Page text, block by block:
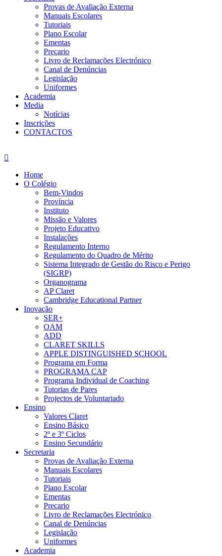
Provas de Avaliação Externa
Manuais Escolares
Tutoriais
Plano Escolar
Ementas
Preçario
Livro de Reclamações Electrónico
Canal de Denúncias
Legislação
Uniformes
Academia
Media
Notícias
Inscrições
CONTACTOS
Home
O Colégio
Bem-Vindos
Província
Instituto
Missão e Valores
Projeto Educativo
Instalações
Regulamento Interno
Regulamento do Quadro de Mérito
Sistema Integrado de Gestão do Risco e Perigo
(SIGRP)
Organograma
AP Claret
Cambridge Educational Partner
Inovação
SER+
OAM
ADD
CLARET SKILLS
APPLE DISTINGUISHED SCHOOL
Programa em Forma
PROGRAMA CAP
Programa Individual de Coaching
Tutorias de Pares
Projectos de Voluntariado
Ensino
Valores Claret
Ensino Básico
2º e 3º Ciclos
Ensino Secundário
Secretaria
Provas de Avaliação Externa
Manuais Escolares
Tutoriais
Plano Escolar
Ementas
Preçario
Livro de Reclamações Electrónico
Canal de Denúncias
Legislação
Uniformes
Academia